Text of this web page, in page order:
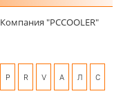
Компания "PCCOOLER"
P R V А Л С